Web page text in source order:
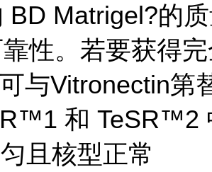
BD Matrigel?的
性。若要获得
与Vitronectin第
和 TeSR™2
且核型正常